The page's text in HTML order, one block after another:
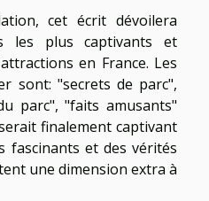
cet écrit dévoilera
les plus captivants et
en France. Les
sont: "secrets de parc",
parc", "faits amusants"
finalement captivant
fascinants et des vérités
une dimension extra à